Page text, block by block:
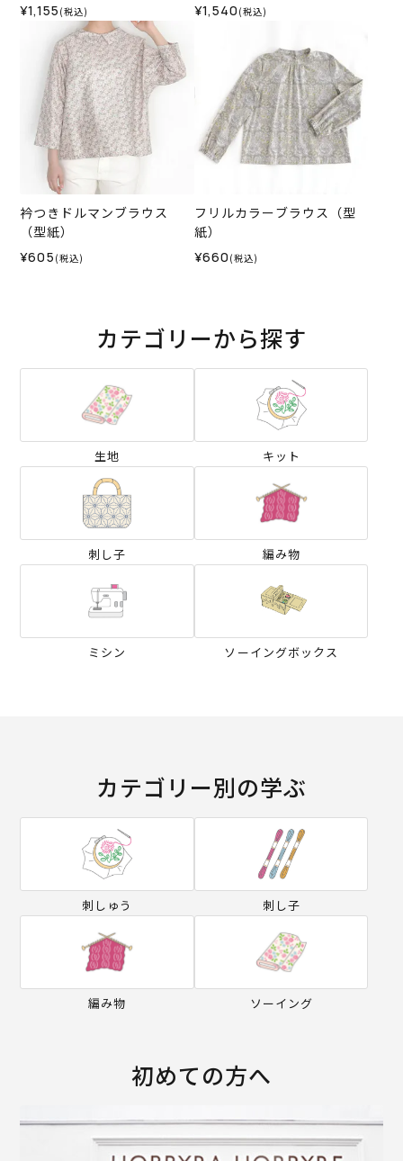
¥1,155 (税込) ¥1,540 (税込)
衿つきドルマンブラウス
（型紙）
¥605 (税込)
フリルカラーブラウス（型
紙）
¥660 (税込)
カテゴリーから探す
生地 キット
刺し子 編み物
ミシン ソーイングボックス
カテゴリー別の学ぶ
刺しゅう 刺し子
編み物 ソーイング
初めての方へ